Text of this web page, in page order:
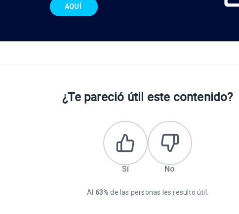
AQUÍ
¿Te pareció útil este contenido?
Sí No
Al 63% de las personas les resulto útil.